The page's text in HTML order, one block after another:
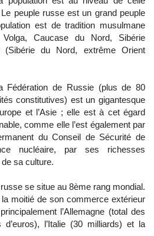
peuple russe est un grand peuple
est de tradition musulmane
Caucase du Nord, Sibérie
(Sibérie du Nord, extrême Orient
Fédération de Russie (plus de 80
constitutives) est un gigantesque
et l’Asie ; elle est à cet égard
comme elle l’est également par
du Conseil de Sécurité de
nucléaire, par ses richesses
de sa culture.
se situe au 8ème rang mondial.
moitié de son commerce extérieur
l’Allemagne (total des
l’Italie (30 milliards) et la